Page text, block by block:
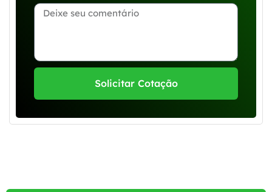
Solicitar Cotação